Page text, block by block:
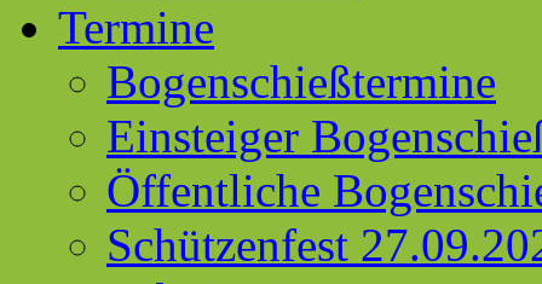
Termine
Bogenschießtermine
Einsteiger
Öffentliche
Schützenfest